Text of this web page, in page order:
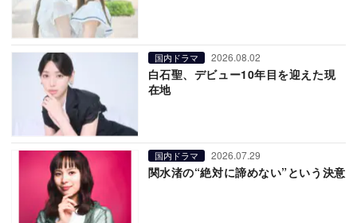
国内ドラマ 2026.08.02
白石聖、デビュー10年目を迎えた現
在地
国内ドラマ 2026.07.29
関水渚の“絶対に諦めない”という決意